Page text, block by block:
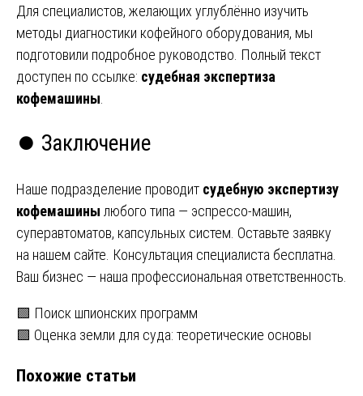
Для специалистов, желающих углублённо изучить
методы диагностики кофейного оборудования, мы
подготовили подробное руководство. Полный текст
доступен по ссылке: судебная экспертиза
кофемашины
⏺️ Заключение
Наше подразделение проводит судебную экспертизу
кофемашины любого типа — эспрессо-машин,
суперавтоматов, капсульных систем. Оставьте заявку
на нашем сайте. Консультация специалиста бесплатна.
Ваш бизнес — наша профессиональная ответственность.
Навигация
записям
🟩 Поиск шпионских программ
🟩 Оценка земли для суда: теоретические основы
Похожие статьи